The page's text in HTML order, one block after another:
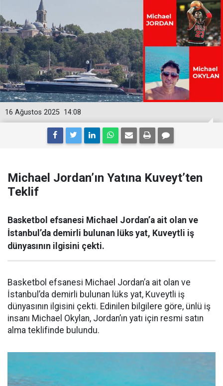
14:08
16 Ağustos 2025
Michael Jordan’ın Yatına Kuveyt’ten
Teklif
Basketbol efsanesi Michael Jordan’a ait olan ve
İstanbul’da demirli bulunan lüks yat, Kuveytli iş
dünyasının ilgisini çekti.
Basketbol efsanesi Michael Jordan’a ait olan ve
İstanbul’da demirli bulunan lüks yat, Kuveytli iş
dünyasının ilgisini çekti. Edinilen bilgilere göre, ünlü iş
insanı Michael Okylan, Jordan’ın yatı için resmi satın
alma teklifinde bulundu.